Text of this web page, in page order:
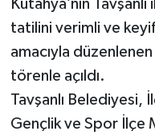
Kütahya’nın
tatilini verimli ve
amacıyla
törenle açıldı.
Tavşanlı Belediyesi,
Gençlik ve Spor İlçe
Teknoloji
Vasıta
Vefat Haberleri